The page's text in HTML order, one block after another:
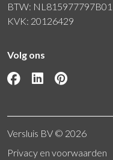
BTW: NL815977797B01
KVK: 20126429
Volg ons
Versluis BV © 2026
Privacy en voorwaarden